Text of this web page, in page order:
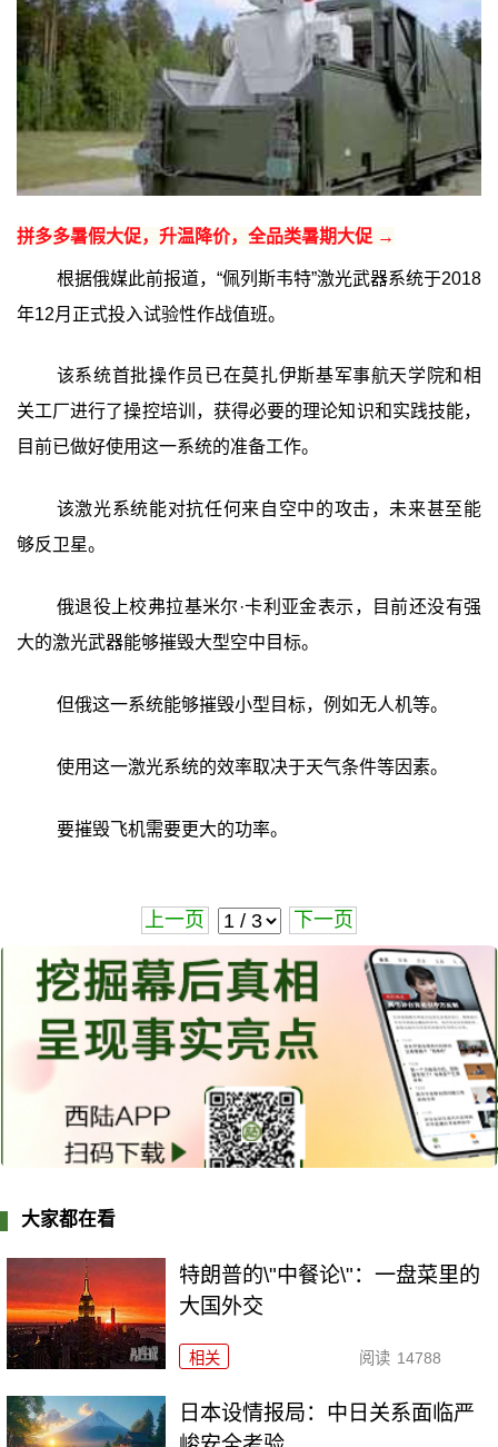
拼多多暑假大促，升温降价，全品类暑期大促 →
根据俄媒此前报道，“佩列斯韦特”激光武器系统于2018
年12月正式投入试验性作战值班。
该系统首批操作员已在莫扎伊斯基军事航天学院和相
关工厂进行了操控培训，获得必要的理论知识和实践技能，
目前已做好使用这一系统的准备工作。
该激光系统能对抗任何来自空中的攻击，未来甚至能
够反卫星。
俄退役上校弗拉基米尔·卡利亚金表示，目前还没有强
大的激光武器能够摧毁大型空中目标。
但俄这一系统能够摧毁小型目标，例如无人机等。
使用这一激光系统的效率取决于天气条件等因素。
要摧毁飞机需要更大的功率。
上一页 下一页
大家都在看
特朗普的\"中餐论\"：一盘菜里的
大国外交
相关 阅读 14788
日本设情报局：中日关系面临严